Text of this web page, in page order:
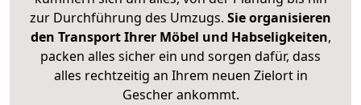
zur Durchführung des Umzugs. Sie organisieren
den Transport Ihrer Möbel und Habseligkeiten,
packen alles sicher ein und sorgen dafür, dass
alles rechtzeitig an Ihrem neuen Zielort in
Gescher ankommt.